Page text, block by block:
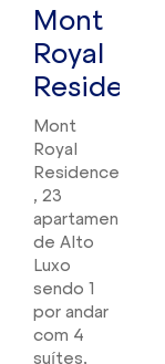
Mont
Royal
Residence
Mont
Royal
Residence
, 23
apartamentos
de Alto
Luxo
sendo 1
por andar
com 4
suítes,